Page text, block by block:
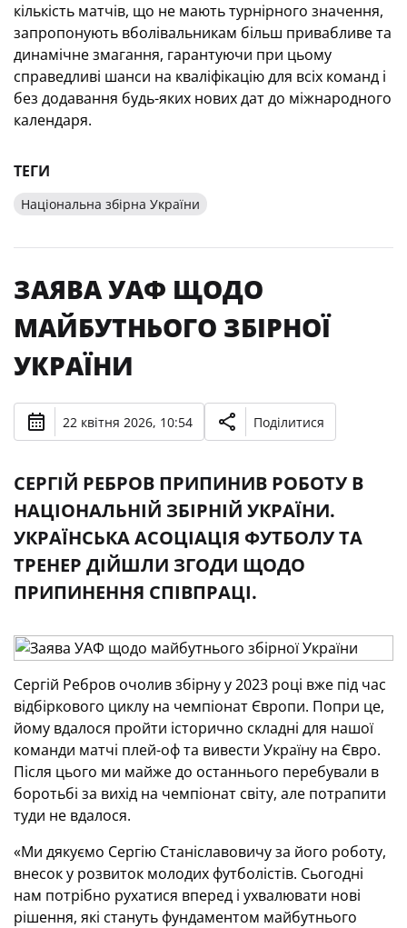
кількість матчів, що не мають турнірного значення,
запропонують вболівальникам більш привабливе та
динамічне змагання, гарантуючи при цьому
справедливі шанси на кваліфікацію для всіх команд і
без додавання будь-яких нових дат до міжнародного
календаря.
ТЕГИ
Національна збірна України
ЗАЯВА УАФ ЩОДО
МАЙБУТНЬОГО ЗБІРНОЇ
УКРАЇНИ
22 квітня 2026, 10:54 Поділитися
СЕРГІЙ РЕБРОВ ПРИПИНИВ РОБОТУ В
НАЦІОНАЛЬНІЙ ЗБІРНІЙ УКРАЇНИ.
УКРАЇНСЬКА АСОЦІАЦІЯ ФУТБОЛУ ТА
ТРЕНЕР ДІЙШЛИ ЗГОДИ ЩОДО
ПРИПИНЕННЯ СПІВПРАЦІ.
Сергій Ребров очолив збірну у 2023 році вже під час
відбіркового циклу на чемпіонат Європи. Попри це,
йому вдалося пройти історично складні для нашої
команди матчі плей-оф та вивести Україну на Євро.
Після цього ми майже до останнього перебували в
боротьбі за вихід на чемпіонат світу, але потрапити
туди не вдалося.
«Ми дякуємо Сергію Станіславовичу за його роботу,
внесок у розвиток молодих футболістів. Сьогодні
нам потрібно рухатися вперед і ухвалювати нові
рішення, які стануть фундаментом майбутнього